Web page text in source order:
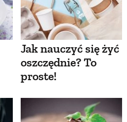
Jak nauczyć się żyć
oszczędnie? To
proste!